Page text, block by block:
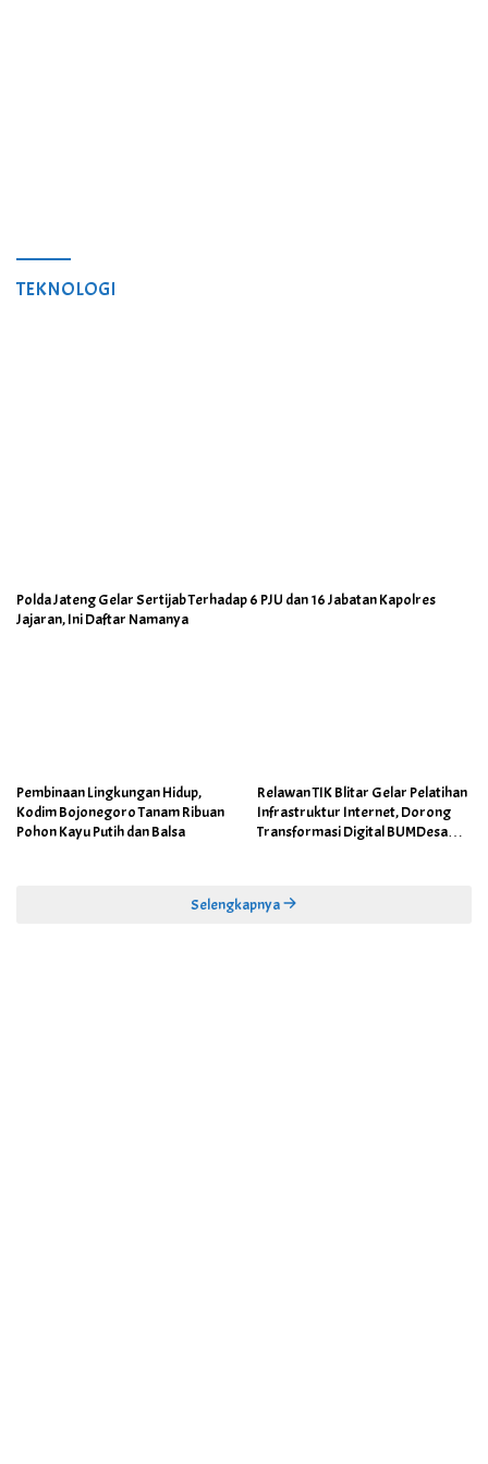
TEKNOLOGI
Polda Jateng Gelar Sertijab Terhadap 6 PJU dan 16 Jabatan Kapolres
Jajaran, Ini Daftar Namanya
Pembinaan Lingkungan Hidup,
Kodim Bojonegoro Tanam Ribuan
Pohon Kayu Putih dan Balsa
Relawan TIK Blitar Gelar Pelatihan
Infrastruktur Internet, Dorong
Transformasi Digital BUMDesa
Selengkapnya